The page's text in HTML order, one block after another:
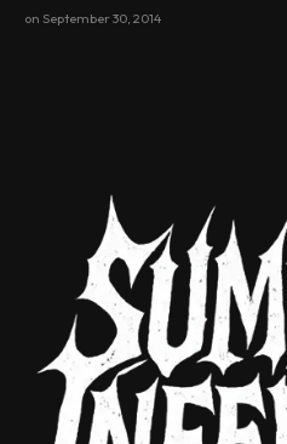
on September 30, 2014